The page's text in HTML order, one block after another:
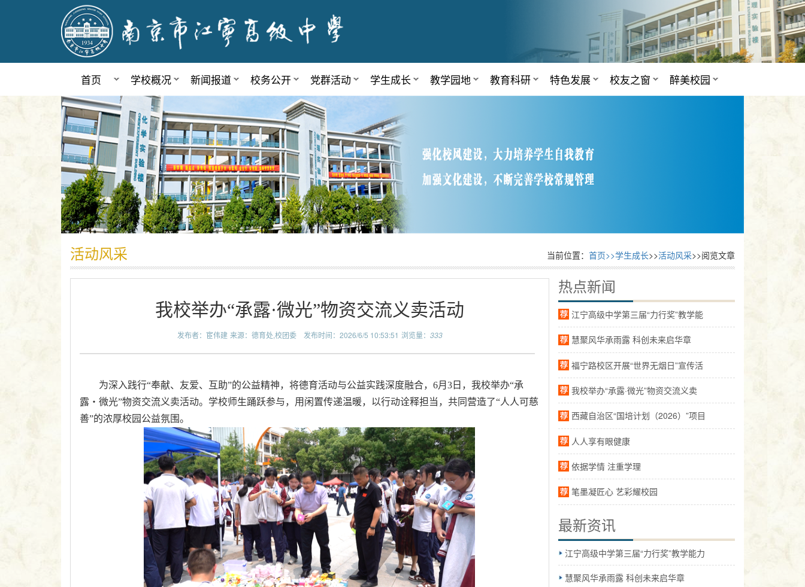
首页 学校概况 新闻报道 校务公开 党群活动 学生成长 教学园地 教育科研 特色发展 校友之窗 醉美校园
活动风采 当前位置： 首页>>学生成长>>活动风采>>阅览文章
我校举办“承露·微光”物资交流义卖活动
发布者：宦伟建 来源：德育处,校团委 发布时间：2026/6/5 10:53:51 浏览量： 333
为深入践行“奉献、友爱、互助”的公益精神，将德育活动与公益实践深度融合，6月3日，我校举办“承
露・微光”物资交流义卖活动。学校师生踊跃参与，用闲置传递温暖，以行动诠释担当，共同营造了“人人可慈
善”的浓厚校园公益氛围。
热点新闻
江宁高级中学第三届“力行奖”教学能
慧聚风华承雨露 科创未来启华章
福宁路校区开展“世界无烟日”宣传活
我校举办“承露·微光”物资交流义卖
西藏自治区“国培计划（2026）”项目
人人享有眼健康
依据学情 注重学理
笔墨凝匠心 艺彩耀校园
最新资讯
江宁高级中学第三届“力行奖”教学能力
慧聚风华承雨露 科创未来启华章